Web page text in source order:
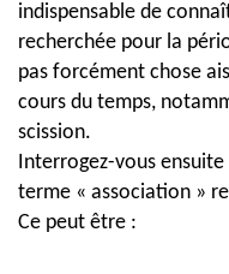
indispensable de
recherchée pour la
pas forcément chose
cours du temps,
scission.
Interrogez-vous
terme « association »
Ce peut être :